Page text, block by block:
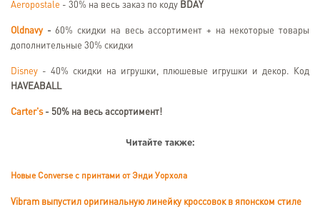
Aeropostale - 30% на весь заказ по коду BDAY
Oldnavy- 60% скидки на весь ассортимент + на некоторые товары
дополнительные 30% скидки
Disney - 40% скидки на игрушки, плюшевые игрушки и декор. Код
HAVEABALL
Carter's- 50% на весь ассортимент!
Читайте также:
Новые Converse с принтами от Энди Уорхола
Vibram выпустил оригинальную линейку кроссовок в японском стиле